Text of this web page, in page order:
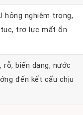
hỏng nghiêm trọng,
tục, trợ lực mất ổn
biến dạng, nước
đến kết cấu chịu